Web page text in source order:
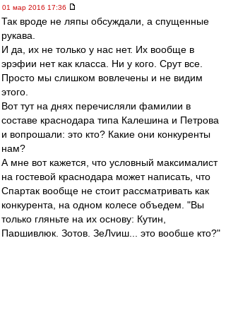
01 мар 2016 17:36
Так вроде не ляпы обсуждали, а спущенные
рукава.
И да, их не только у нас нет. Их вообще в
эрэфии нет как класса. Ни у кого. Срут все.
Просто мы слишком вовлечены и не видим
этого.
Вот тут на днях перечисляли фамилии в
составе краснодара типа Калешина и Петрова
и вопрошали: это кто? Какие они конкуренты
нам?
А мне вот кажется, что условный максималист
на гостевой краснодара может написать, что
Спартак вообще не стоит рассматривать как
конкурента, на одном колесе объедем. "Вы
только гляньте на их основу: Кутин,
Паршивлюк, Зотов, ЗеЛуиш... это вообще кто?"